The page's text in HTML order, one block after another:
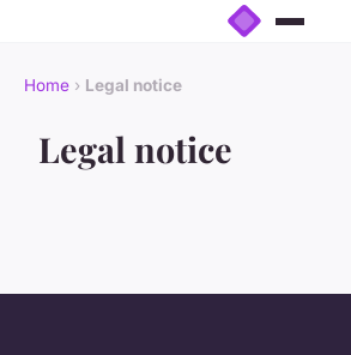
Home › Legal notice
Legal notice